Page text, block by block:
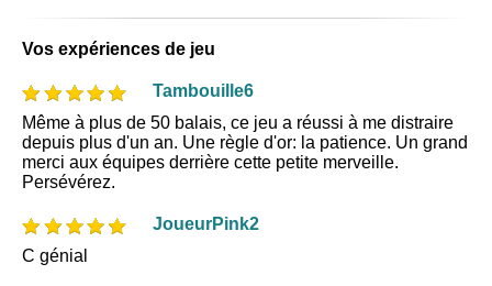
Vos expériences de jeu
Tambouille6
Même à plus de 50 balais, ce jeu a réussi à me distraire
depuis plus d'un an. Une règle d'or: la patience. Un grand
merci aux équipes derrière cette petite merveille.
Persévérez.
JoueurPink2
C génial